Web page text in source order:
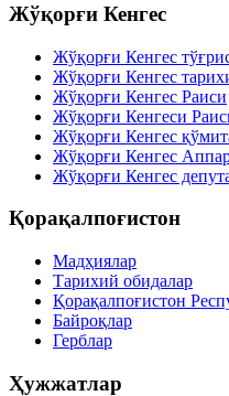
Жўқорғи Кенгес
Жўқорғи Кенгес
Жўқорғи Кенгес
Жўқорғи Кенгес Раиси
Жўқорғи Кенгеси
Жўқорғи Кенгес
Жўқорғи Кенгес
Жўқорғи Кенгес
Қорақалпоғистон
Мадҳиялар
Тарихий обидалар
Қорақалпоғистон
Байроқлар
Герблар
Ҳужжатлар